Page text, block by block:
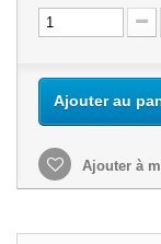
Ajouter au
Ajouter à